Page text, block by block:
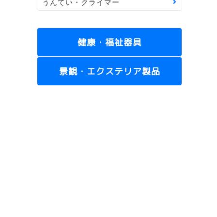
健康・福祉器具
景観・エクステリア製品